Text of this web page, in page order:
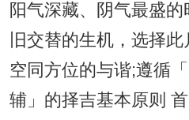
阳气深藏、阴气最盛
旧交替的生机，选择
空同方位的与谐;遵循
辅」的择吉基本原则